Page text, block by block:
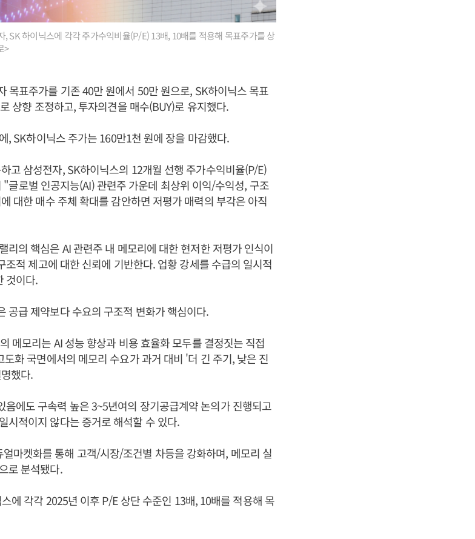
SK 하이닉스에 각각 주가수익비율(P/E) 13배, 10배를 적용해 목표주가를 상
>
목표주가를 기존 40만 원에서 50만 원으로, SK하이닉스 목표
상향 조정하고, 투자의견을 매수(BUY)로 유지했다.
, SK하이닉스 주가는 160만1천 원에 장을 마감했다.
고 삼성전자, SK하이닉스의 12개월 선행 주가수익비율(P/E)
글로벌 인공지능(AI) 관련주 가운데 최상위 이익/수익성, 구조
대한 매수 주체 확대를 감안하면 저평가 매력의 부각은 아직
리의 핵심은 AI 관련주 내 메모리에 대한 현저한 저평가 인식이
적 제고에 대한 신뢰에 기반한다. 업황 강세를 수급의 일시적
것이다.
공급 제약보다 수요의 구조적 변화가 핵심이다.
메모리는 AI 성능 향상과 비용 효율화 모두를 결정짓는 직접
화 국면에서의 메모리 수요가 과거 대비 '더 긴 주기, 낮은 진
했다.
음에도 구속력 높은 3~5년여의 장기공급계약 논의가 진행되고
시적이지 않다는 증거로 해석할 수 있다.
마켓화를 통해 고객/시장/조건별 차등을 강화하며, 메모리 실
로 분석됐다.
에 각각 2025년 이후 P/E 상단 수준인 13배, 10배를 적용해 목